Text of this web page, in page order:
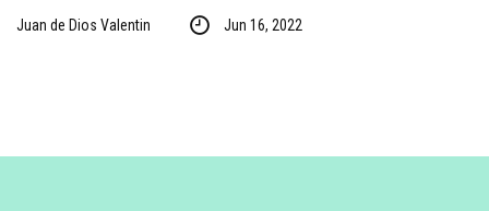
Juan de Dios Valentin Jun 16, 2022